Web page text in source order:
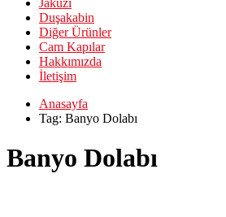
Jakuzi
Duşakabin
Diğer Ürünler
Cam Kapılar
Hakkımızda
İletişim
Anasayfa
Tag: Banyo Dolabı
Banyo Dolabı